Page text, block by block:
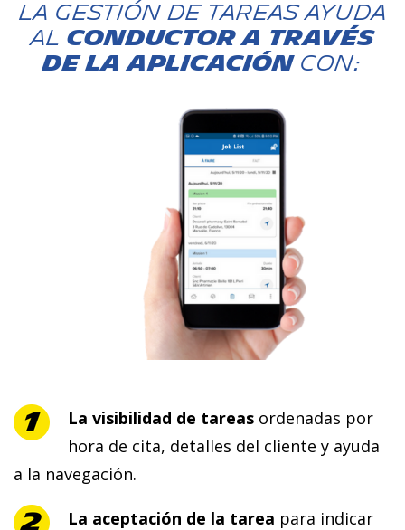
La gestión de tareas ayuda
al CONDUCTOR A TRAVÉS
DE LA APLICACIÓNcon:
La visibilidad de tareas ordenadas por
hora de cita, detalles del cliente y ayuda
a la navegación.
La aceptación de la tarea para indicar